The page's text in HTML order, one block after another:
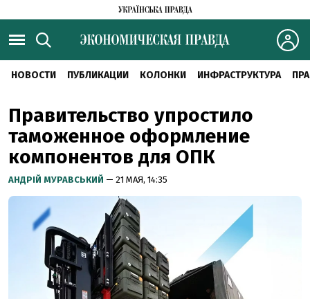
НОВОСТИ ПУБЛИКАЦИИ КОЛОНКИ ИНФРАСТРУКТУРА
Правительство упростило
таможенное оформление
компонентов для ОПК
АНДРІЙ МУРАВСЬКИЙ — 21 МАЯ, 14:35